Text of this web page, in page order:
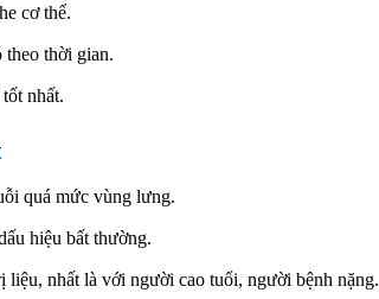
cơ thể.
theo thời gian.
nhất.
quá mức vùng lưng.
hiệu bất thường.
nhất là với người cao tuổi, người bệnh nặng.